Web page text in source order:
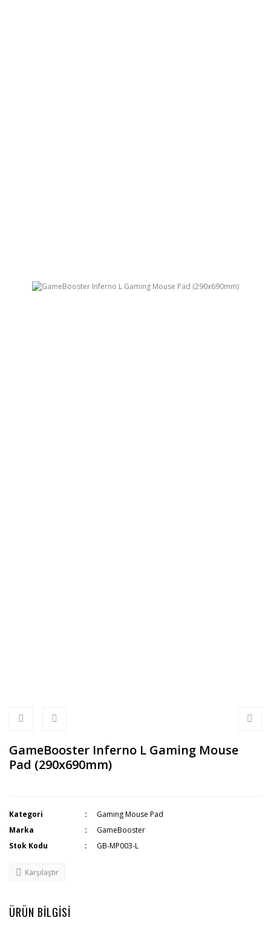
GameBooster Inferno L Gaming Mouse
Pad (290x690mm)
Kategori
Gaming Mouse Pad
Marka
GameBooster
Stok Kodu
GB-MP003-L
Karşılaştır
ÜRÜN BİLGİSİ